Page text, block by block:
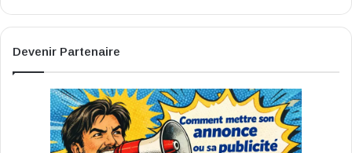
Devenir Partenaire